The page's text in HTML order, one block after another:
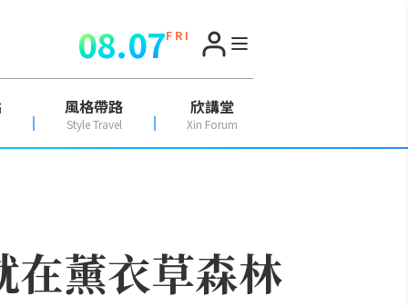
08.07F R I
風格帶路
Style Travel
欣講堂
Xin Forum
薰衣草森林